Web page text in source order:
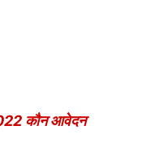
कौन आवेदन